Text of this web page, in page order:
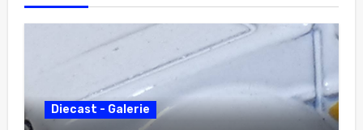
Diecast - Galerie